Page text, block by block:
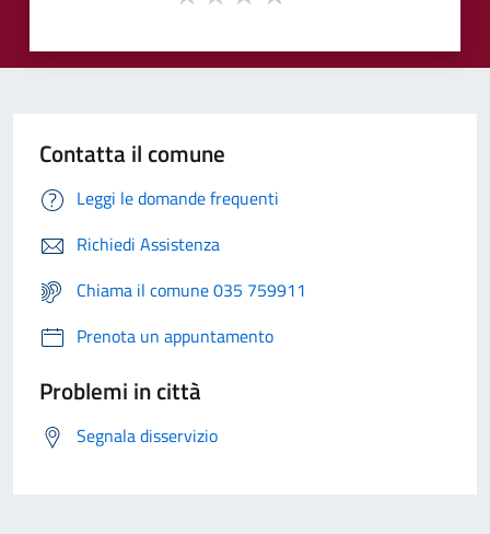
Contatta il comune
Leggi le domande frequenti
Richiedi Assistenza
Chiama il comune 035 759911
Prenota un appuntamento
Problemi in città
Segnala disservizio